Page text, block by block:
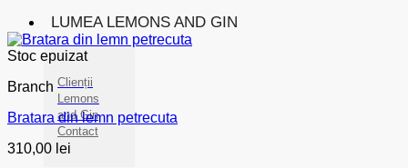
LUMEA LEMONS AND GIN
Clienții
Lemons
and Gin
Contact
Stoc epuizat
Branch
Bratara din lemn petrecuta
310,00 lei